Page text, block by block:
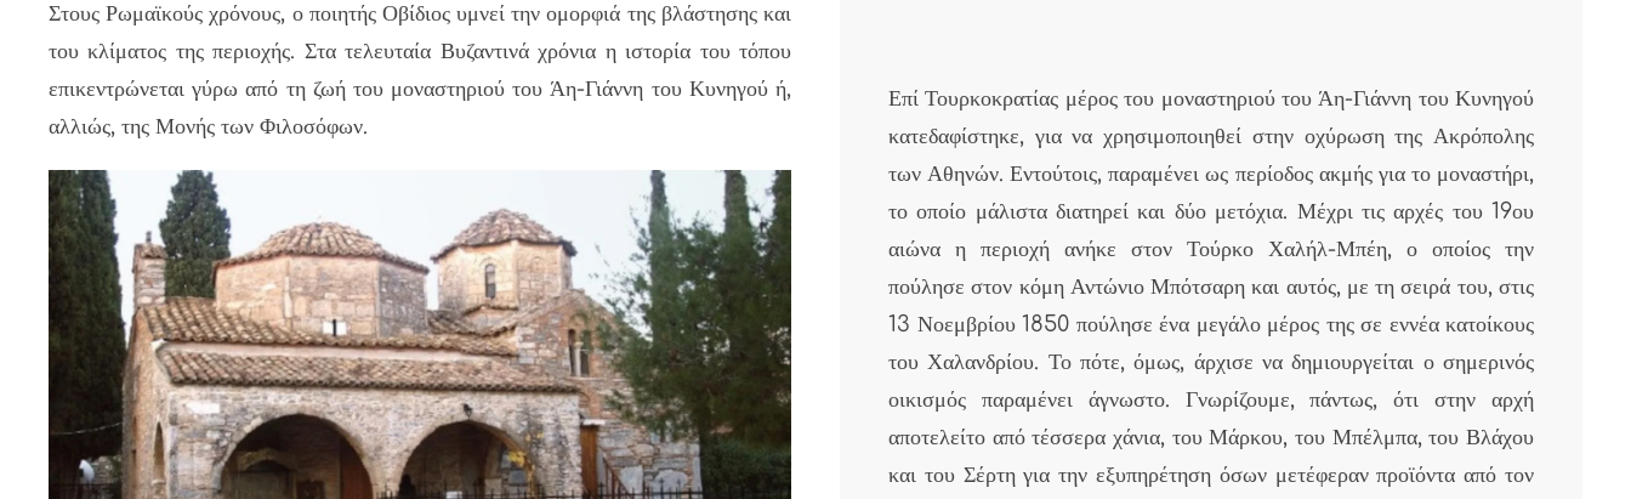
Στους Ρωμαϊκούς χρόνους, ο ποιητής Οβίδιος υμνεί την ομορφιά της βλάστησης και
του κλίματος της περιοχής. Στα τελευταία Βυζαντινά χρόνια η ιστορία του τόπου
επικεντρώνεται γύρω από τη ζωή του μοναστηριού του Άη-Γιάννη του Κυνηγού ή,
αλλιώς, της Μονής των Φιλοσόφων.
Επί Τουρκοκρατίας μέρος του μοναστηριού του Άη-Γιάννη του Κυνηγού
κατεδαφίστηκε, για να χρησιμοποιηθεί στην οχύρωση της Ακρόπολης
των Αθηνών. Εντούτοις, παραμένει ως περίοδος ακμής για το μοναστήρι,
το οποίο μάλιστα διατηρεί και δύο μετόχια. Μέχρι τις αρχές του 19ου
αιώνα η περιοχή ανήκε στον Τούρκο Χαλήλ-Μπέη, ο οποίος την
πούλησε στον κόμη Αντώνιο Μπότσαρη και αυτός, με τη σειρά του, στις
13 Νοεμβρίου 1850 πούλησε ένα μεγάλο μέρος της σε εννέα κατοίκους
του Χαλανδρίου. Το πότε, όμως, άρχισε να δημιουργείται ο σημερινός
οικισμός παραμένει άγνωστο. Γνωρίζουμε, πάντως, ότι στην αρχή
αποτελείτο από τέσσερα χάνια, του Μάρκου, του Μπέλμπα, του Βλάχου
και του Σέρτη για την εξυπηρέτηση όσων μετέφεραν προϊόντα από τον